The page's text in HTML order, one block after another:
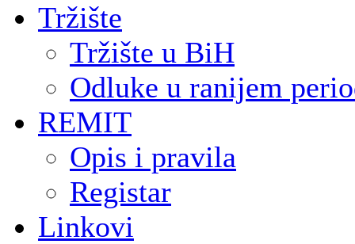
Tržište
Tržište u BiH
Odluke u ranijem
REMIT
Opis i pravila
Registar
Linkovi